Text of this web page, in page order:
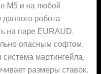
М5 и на любой
робота
на паре EURAUD.
опасным софтом,
система мартингейла,
размеры ставок.